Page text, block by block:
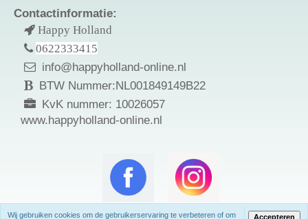
Contactinformatie:
Happy Holland
0622333415
info@happyholland-online.nl
BTW Nummer:NL001849149B22
KvK nummer: 10026057
www.happyholland-online.nl
Wij gebruiken cookies om de gebruikerservaring te verbeteren of om Accepteren